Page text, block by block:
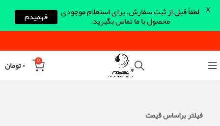
0 ۰تومان
فیلتر براساس قیمت
لطفاً قبل از ثبت سفارش، برای استعلام موجودی
محصول با ما تماس بگیرید. فهمیدم X